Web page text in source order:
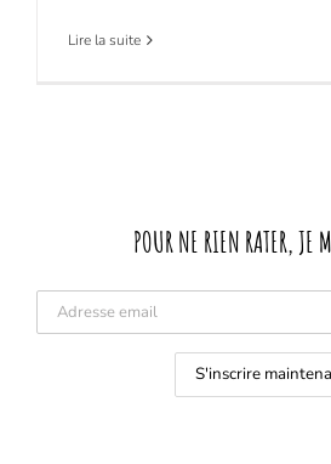
Lire la suite
POUR NE RIEN RATER,